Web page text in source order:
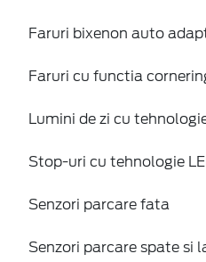
Faruri bixenon auto
Faruri cu functia
Lumini de zi cu
Stop-uri cu tehnologie
Senzori parcare fata
Senzori parcare spate si